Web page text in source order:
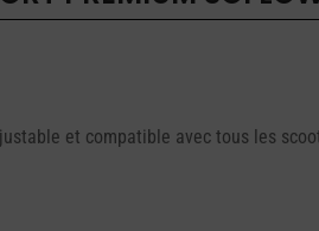
et compatible avec tous les